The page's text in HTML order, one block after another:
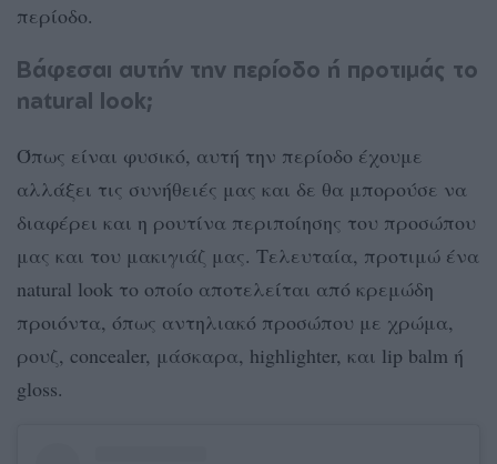
περίοδο.
Βάφεσαι αυτήν την περίοδο ή προτιμάς το
natural look;
Όπως είναι φυσικό, αυτή την περίοδο έχουμε
αλλάξει τις συνήθειές μας και δε θα μπορούσε να
διαφέρει και η ρουτίνα περιποίησης του προσώπου
μας και του μακιγιάζ μας. Τελευταία, προτιμώ ένα
natural look το οποίο αποτελείται από κρεμώδη
προιόντα, όπως αντηλιακό προσώπου με χρώμα,
ρουζ, concealer, μάσκαρα, highlighter, και lip balm ή
gloss.